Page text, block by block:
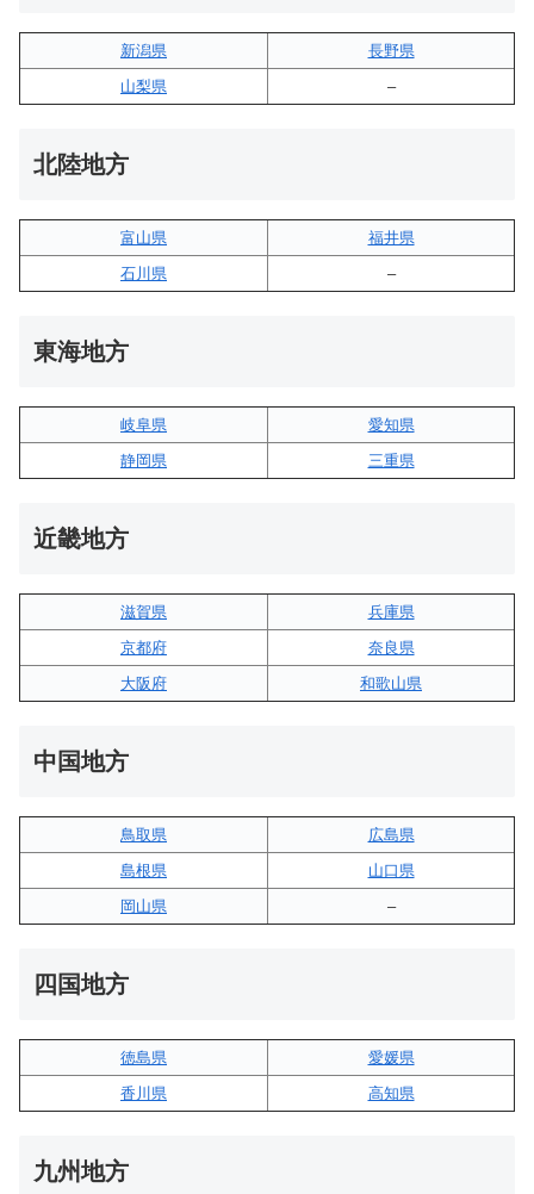
新潟県
長野県
山梨県
–
北陸地方
富山県
福井県
石川県
–
東海地方
岐阜県
愛知県
静岡県
三重県
近畿地方
滋賀県
兵庫県
京都府
奈良県
大阪府
和歌山県
中国地方
鳥取県
広島県
島根県
山口県
岡山県
–
四国地方
徳島県
愛媛県
香川県
高知県
九州地方